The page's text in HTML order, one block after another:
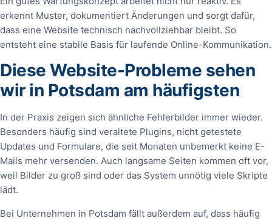
erkennt Muster, dokumentiert Änderungen und sorgt dafür,
dass eine Website technisch nachvollziehbar bleibt. So
entsteht eine stabile Basis für laufende Online-Kommunikation.
Diese Website-Probleme sehen
wir in Potsdam am häufigsten
In der Praxis zeigen sich ähnliche Fehlerbilder immer wieder.
Besonders häufig sind veraltete Plugins, nicht getestete
Updates und Formulare, die seit Monaten unbemerkt keine E-
Mails mehr versenden. Auch langsame Seiten kommen oft vor,
weil Bilder zu groß sind oder das System unnötig viele Skripte
lädt.
Bei Unternehmen in Potsdam fällt außerdem auf, dass häufig